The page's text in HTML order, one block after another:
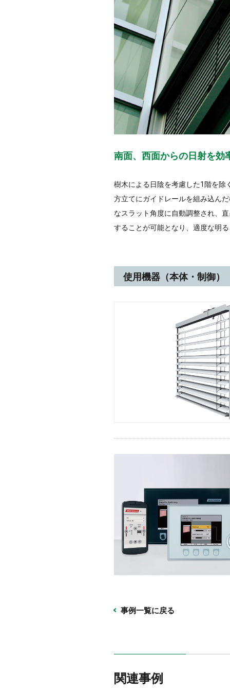
南面、西面からの日射を効
樹木による日陰を考慮した1階を除
方立てにガイドレールを組み込ん
なスラット角度に自動調整され、
することが可能となり、適度な明
使用機器（本体・制御）
事例一覧に戻る
関連事例